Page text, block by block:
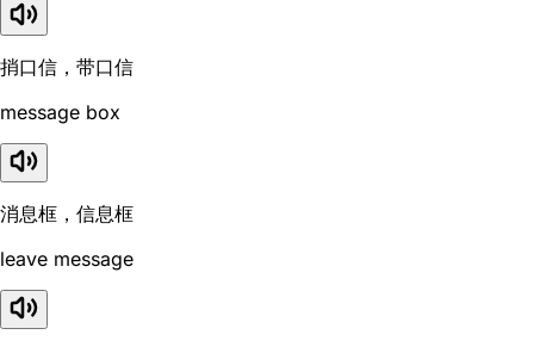
捎口信，带口信
message box
消息框，信息框
leave message